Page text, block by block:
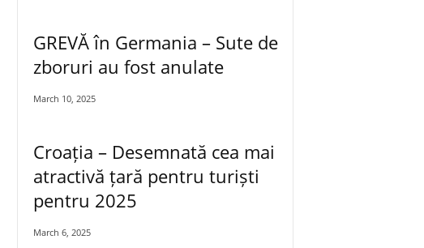
GREVĂ în Germania – Sute de
zboruri au fost anulate
March 10, 2025
Croația – Desemnată cea mai
atractivă țară pentru turiști
pentru 2025
March 6, 2025